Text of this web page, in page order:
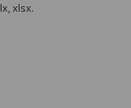
xlsx.